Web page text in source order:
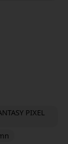
PIXEL